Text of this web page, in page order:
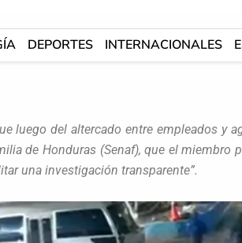
DEPORTES INTERNACIONALES
luego del altercado entre empleados y
de Honduras (Senaf), que el miembro
una investigación transparente”.